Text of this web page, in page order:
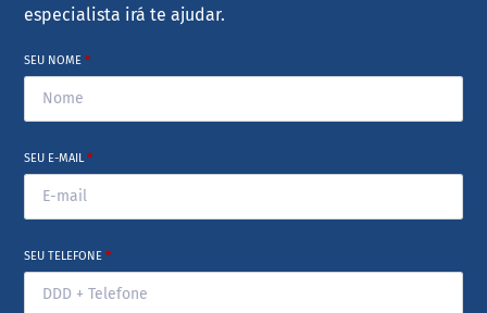
especialista irá te ajudar.
SEU NOME*
SEU E-MAIL*
SEU TELEFONE*